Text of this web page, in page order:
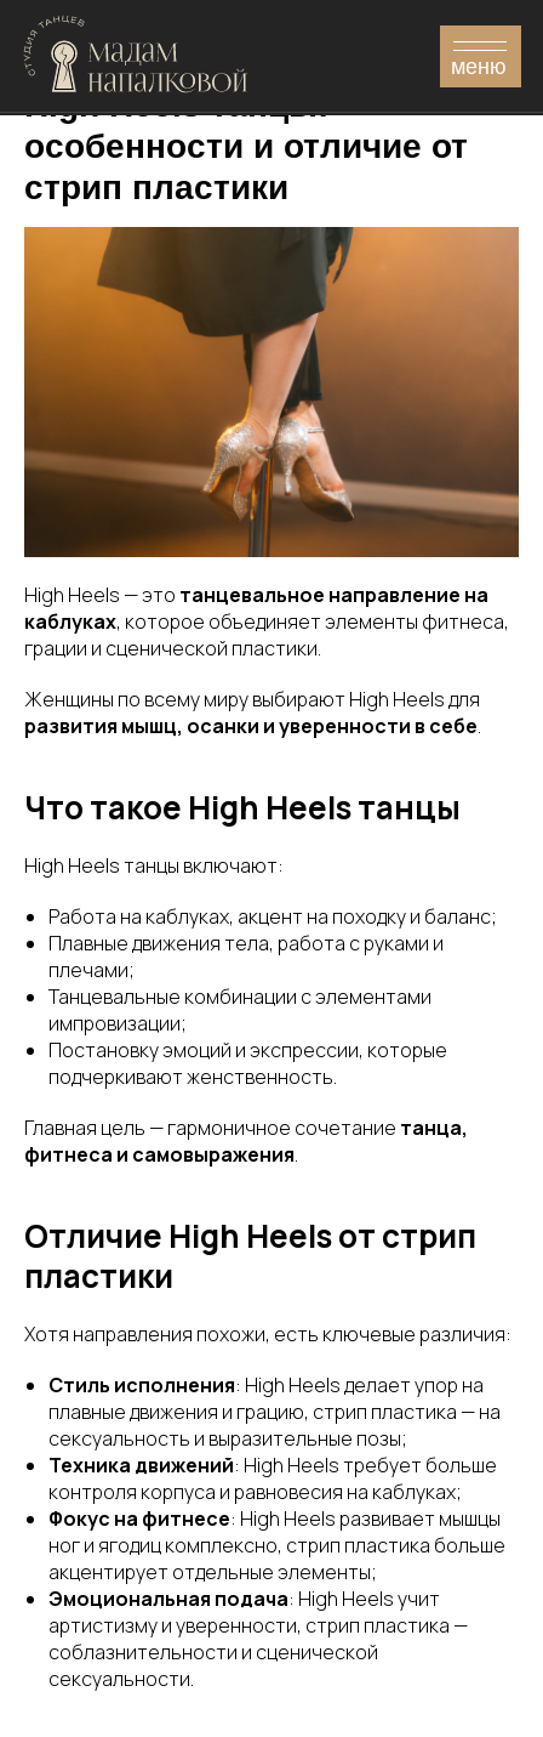
High Heels танцы:
особенности и отличие от
стрип пластики
High Heels — это танцевальное направление на
каблуках, которое объединяет элементы фитнеса,
грации и сценической пластики.
Женщины по всему миру выбирают High Heels для
развития мышц, осанки и уверенности в себе.
Что такое High Heels танцы
High Heels танцы включают:
Работа на каблуках, акцент на походку и баланс;
Плавные движения тела, работа с руками и
плечами;
Танцевальные комбинации с элементами
импровизации;
Постановку эмоций и экспрессии, которые
подчеркивают женственность.
Главная цель — гармоничное сочетание танца,
фитнеса и самовыражения.
Отличие High Heels от стрип
пластики
Хотя направления похожи, есть ключевые различия:
Стиль исполнения: High Heels делает упор на
плавные движения и грацию, стрип пластика — на
сексуальность и выразительные позы;
Техника движений: High Heels требует больше
контроля корпуса и равновесия на каблуках;
Фокус на фитнесе: High Heels развивает мышцы
ног и ягодиц комплексно, стрип пластика больше
акцентирует отдельные элементы;
Эмоциональная подача: High Heels учит
артистизму и уверенности, стрип пластика —
соблазнительности и сценической
сексуальности.